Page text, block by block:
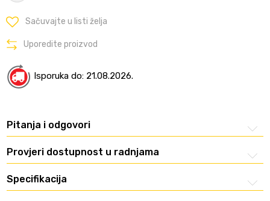
Sačuvajte u listi želja
Uporedite proizvod
Isporuka do: 21.08.2026.
Pitanja i odgovori
Provjeri dostupnost u radnjama
Specifikacija